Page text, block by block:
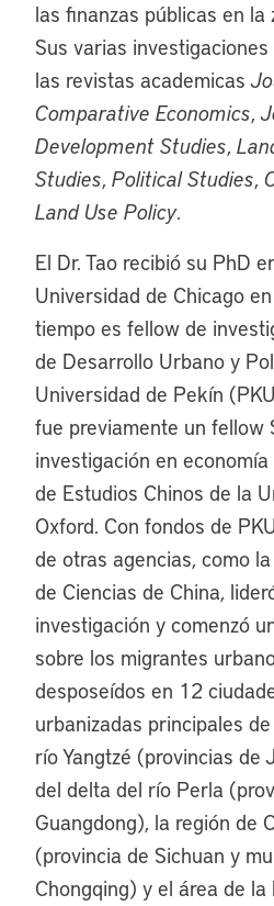
las finanzas públicas en la
Sus varias
las revistas academicas
Comparative Economics,
Development Studies,
Studies, Political Studies,
Land Use Policy.
El Dr. Tao recibió su PhD
Universidad de Chicago
tiempo es fellow de
de Desarrollo Urbano y
Universidad de Pekín
fue previamente un fellow
investigación en
de Estudios Chinos de la
Oxford. Con fondos de
de otras agencias, como
de Ciencias de China,
investigación y comenzó
sobre los migrantes
desposeídos en 12
urbanizadas principales
río Yangtzé (provincias de
del delta del río Perla
Guangdong), la región de
(provincia de Sichuan y
Chongqing) y el área de la